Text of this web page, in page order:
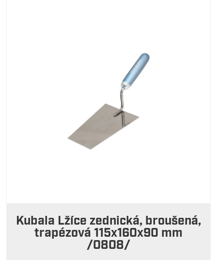
Kubala Lžíce zednická, broušená,
trapézová 115x160x90 mm
/0808/